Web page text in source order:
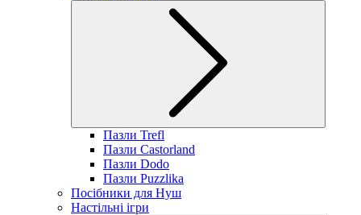
Пазли Trefl
Пазли Castorland
Пазли Dodo
Пазли Puzzlika
Посібники для Нуш
Настільні ігри